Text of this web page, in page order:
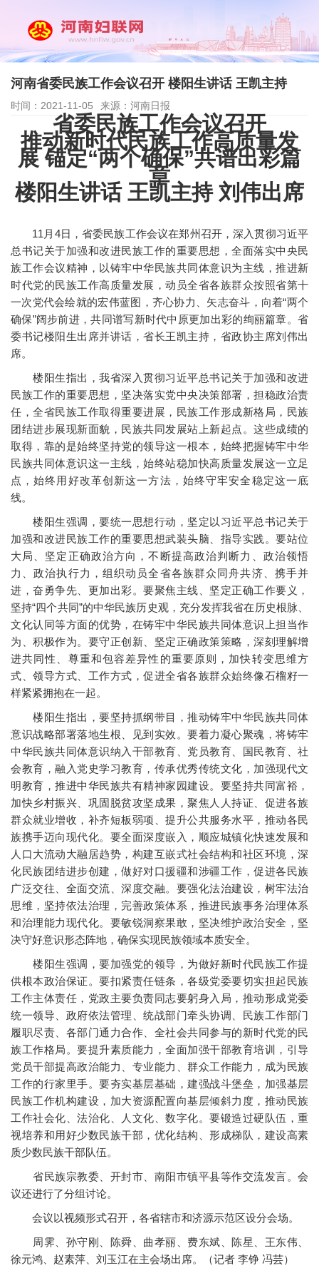
河南省委民族工作会议召开 楼阳生讲话 王凯主持
时间：2021-11-05 来源：河南日报
省委民族工作会议召开
推动新时代民族工作高质量发
展 锚定“两个确保”共谱出彩篇
章
楼阳生讲话 王凯主持 刘伟出席
11月4日，省委民族工作会议在郑州召开，深入贯彻习近平
总书记关于加强和改进民族工作的重要思想，全面落实中央民
族工作会议精神，以铸牢中华民族共同体意识为主线，推进新
时代党的民族工作高质量发展，动员全省各族群众按照省第十
一次党代会绘就的宏伟蓝图，齐心协力、矢志奋斗，向着“两个
确保”阔步前进，共同谱写新时代中原更加出彩的绚丽篇章。省
委书记楼阳生出席并讲话，省长王凯主持，省政协主席刘伟出
席。
楼阳生指出，我省深入贯彻习近平总书记关于加强和改进
民族工作的重要思想，坚决落实党中央决策部署，担稳政治责
任，全省民族工作取得重要进展，民族工作形成新格局，民族
团结进步展现新面貌，民族共同发展站上新起点。这些成绩的
取得，靠的是始终坚持党的领导这一根本，始终把握铸牢中华
民族共同体意识这一主线，始终站稳加快高质量发展这一立足
点，始终用好改革创新这一方法，始终守牢安全稳定这一底
线。
楼阳生强调，要统一思想行动，坚定以习近平总书记关于
加强和改进民族工作的重要思想武装头脑、指导实践。要站位
大局、坚定正确政治方向，不断提高政治判断力、政治领悟
力、政治执行力，组织动员全省各族群众同舟共济、携手并
进，奋勇争先、更加出彩。要聚焦主线、坚定正确工作要义，
坚持“四个共同”的中华民族历史观，充分发挥我省在历史根脉、
文化认同等方面的优势，在铸牢中华民族共同体意识上担当作
为、积极作为。要守正创新、坚定正确政策策略，深刻理解增
进共同性、尊重和包容差异性的重要原则，加快转变思维方
式、领导方式、工作方式，促进全省各族群众始终像石榴籽一
样紧紧拥抱在一起。
楼阳生指出，要坚持抓纲带目，推动铸牢中华民族共同体
意识战略部署落地生根、见到实效。要着力凝心聚魂，将铸牢
中华民族共同体意识纳入干部教育、党员教育、国民教育、社
会教育，融入党史学习教育，传承优秀传统文化，加强现代文
明教育，推进中华民族共有精神家园建设。要坚持共同富裕，
加快乡村振兴、巩固脱贫攻坚成果，聚焦人人持证、促进各族
群众就业增收，补齐短板弱项、提升公共服务水平，推动各民
族携手迈向现代化。要全面深度嵌入，顺应城镇化快速发展和
人口大流动大融居趋势，构建互嵌式社会结构和社区环境，深
化民族团结进步创建，做好对口援疆和涉疆工作，促进各民族
广泛交往、全面交流、深度交融。要强化法治建设，树牢法治
思维，坚持依法治理，完善政策体系，推进民族事务治理体系
和治理能力现代化。要敏锐洞察果敢，坚决维护政治安全，坚
决守好意识形态阵地，确保实现民族领域本质安全。
楼阳生强调，要加强党的领导，为做好新时代民族工作提
供根本政治保证。要扣紧责任链条，各级党委要切实担起民族
工作主体责任，党政主要负责同志要躬身入局，推动形成党委
统一领导、政府依法管理、统战部门牵头协调、民族工作部门
履职尽责、各部门通力合作、全社会共同参与的新时代党的民
族工作格局。要提升素质能力，全面加强干部教育培训，引导
党员干部提高政治能力、专业能力、群众工作能力，成为民族
工作的行家里手。要夯实基层基础，建强战斗堡垒，加强基层
民族工作机构建设，加大资源配置向基层倾斜力度，推动民族
工作社会化、法治化、人文化、数字化。要锻造过硬队伍，重
视培养和用好少数民族干部，优化结构、形成梯队，建设高素
质少数民族干部队伍。
省民族宗教委、开封市、南阳市镇平县等作交流发言。会
议还进行了分组讨论。
会议以视频形式召开，各省辖市和济源示范区设分会场。
周霁、孙守刚、陈舜、曲孝丽、费东斌、陈星、王东伟、
徐元鸿、赵素萍、刘玉江在主会场出席。（记者 李铮 冯芸）